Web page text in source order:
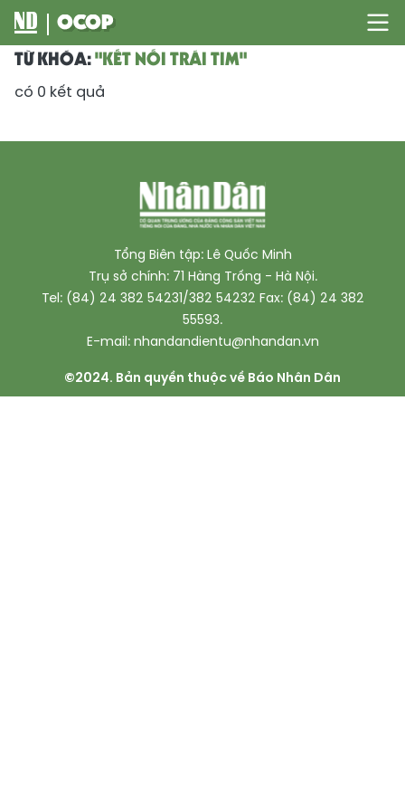
TỪ KHÓA:"KẾT NỐI TRÁI TIM"
có 0 kết quả
Tổng Biên tập: Lê Quốc Minh
Trụ sở chính: 71 Hàng Trống - Hà Nội.
Tel: (84) 24 382 54231/382 54232 Fax: (84) 24 382
55593.
E-mail: nhandandientu@nhandan.vn
©2024. Bản quyền thuộc về Báo Nhân Dân